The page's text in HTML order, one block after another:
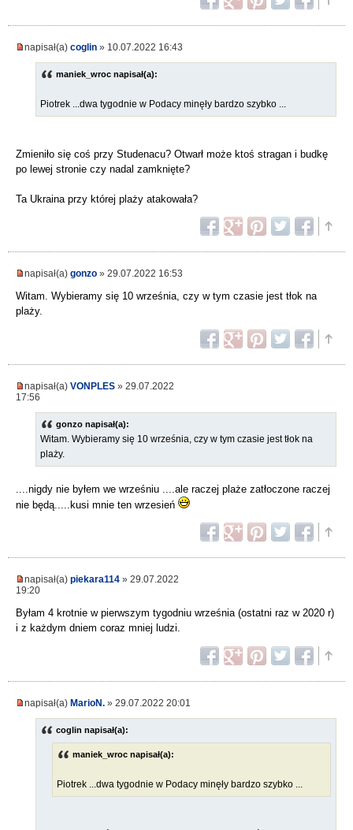
napisał(a) coglin » 10.07.2022 16:43
maniek_wroc napisał(a):
Piotrek ...dwa tygodnie w Podacy minęły bardzo szybko ...
Zmieniło się coś przy Studenacu? Otwarł może ktoś stragan i budkę
po lewej stronie czy nadal zamknięte?
Ta Ukraina przy której plaży atakowała?
napisał(a) gonzo » 29.07.2022 16:53
Witam. Wybieramy się 10 września, czy w tym czasie jest tłok na
plaży.
napisał(a) VONPLES » 29.07.2022
17:56
gonzo napisał(a):
Witam. Wybieramy się 10 września, czy w tym czasie jest tłok na
plaży.
....nigdy nie byłem we wrześniu ....ale raczej plaże zatłoczone raczej
nie będą.....kusi mnie ten wrzesień
napisał(a) piekara114 » 29.07.2022
19:20
Byłam 4 krotnie w pierwszym tygodniu września (ostatni raz w 2020 r)
i z każdym dniem coraz mniej ludzi.
napisał(a) MarioN. » 29.07.2022 20:01
coglin napisał(a):
maniek_wroc napisał(a):
Piotrek ...dwa tygodnie w Podacy minęły bardzo szybko ...